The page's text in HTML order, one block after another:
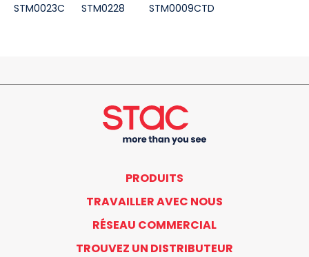
STM0023C STM0228 STM0009CTD
PRODUITS
TRAVAILLER AVEC NOUS
RÉSEAU COMMERCIAL
TROUVEZ UN DISTRIBUTEUR